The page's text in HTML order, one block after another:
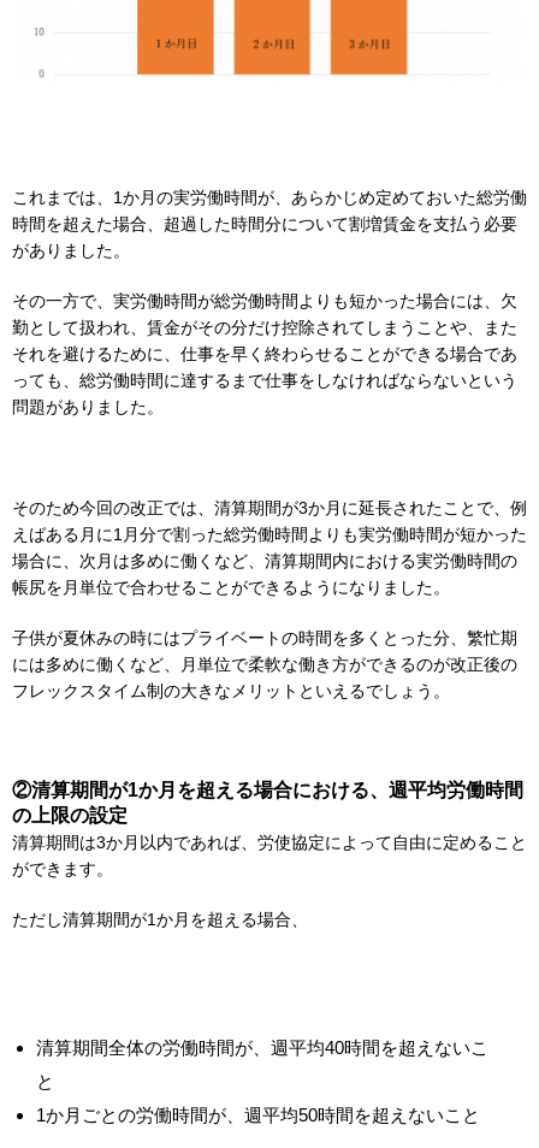
これまでは、1か月の実労働時間が、あらかじめ定めておいた総労働
時間を超えた場合、超過した時間分について割増賃金を支払う必要
がありました。
その一方で、実労働時間が総労働時間よりも短かった場合には、欠
勤として扱われ、賃金がその分だけ控除されてしまうことや、また
それを避けるために、仕事を早く終わらせることができる場合であ
っても、総労働時間に達するまで仕事をしなければならないという
問題がありました。
そのため今回の改正では、清算期間が3か月に延長されたことで、例
えばある月に1月分で割った総労働時間よりも実労働時間が短かった
場合に、次月は多めに働くなど、清算期間内における実労働時間の
帳尻を月単位で合わせることができるようになりました。
子供が夏休みの時にはプライベートの時間を多くとった分、繁忙期
には多めに働くなど、月単位で柔軟な働き方ができるのが改正後の
フレックスタイム制の大きなメリットといえるでしょう。
②清算期間が1か月を超える場合における、週平均労働時間
の上限の設定
清算期間は3か月以内であれば、労使協定によって自由に定めること
ができます。
ただし清算期間が1か月を超える場合、
清算期間全体の労働時間が、週平均40時間を超えないこ
と
1か月ごとの労働時間が、週平均50時間を超えないこと